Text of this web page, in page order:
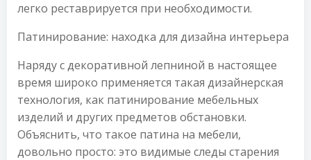
легко реставрируется при необходимости.
Патинирование: находка для дизайна интерьера
Наряду с декоративной лепниной в настоящее
время широко применяется такая дизайнерская
технология, как патинирование мебельных
изделий и других предметов обстановки.
Объяснить, что такое патина на мебели,
довольно просто: это видимые следы старения